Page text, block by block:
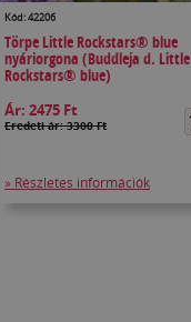
Kód: 42206
Törpe Little Rockstars® blue
nyáriorgona (Buddleja d. Little
Rockstars® blue)
Ár:2475 Ft
Eredeti ár: 3300 Ft
» Részletes információk